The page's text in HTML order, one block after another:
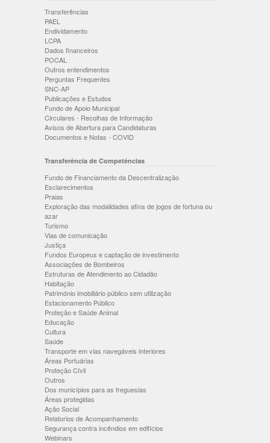
Transferências
PAEL
Endividamento
LCPA
Dados financeiros
POCAL
Outros entendimentos
Perguntas Frequentes
SNC-AP
Publicações e Estudos
Fundo de Apoio Municipal
Circulares - Recolhas de Informação
Avisos de Abertura para Candidaturas
Documentos e Notas - COVID
Transferência de Competências
Fundo de Financiamento da Descentralização
Esclarecimentos
Praias
Exploração das modalidades afins de jogos de fortuna ou
azar
Turismo
Vias de comunicação
Justiça
Fundos Europeus e captação de investimento
Associações de Bombeiros
Estruturas de Atendimento ao Cidadão
Habitação
Património imobiliário público sem utilização
Estacionamento Público
Proteção e Saúde Animal
Educação
Cultura
Saúde
Transporte em vias navegáveis interiores
Áreas Portuárias
Proteção Cívil
Outros
Dos municípios para as freguesias
Áreas protegidas
Ação Social
Relatorios de Acompanhamento
Segurança contra incêndios em edifícios
Webinars